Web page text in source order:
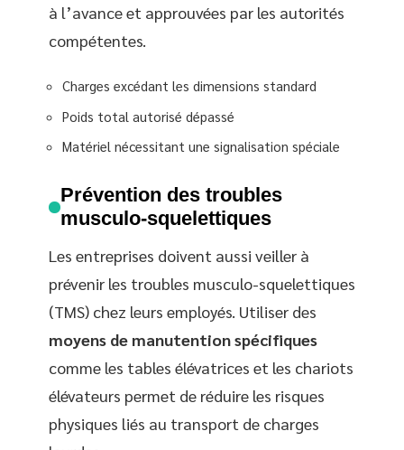
à l’avance et approuvées par les autorités
compétentes.
Charges excédant les dimensions standard
Poids total autorisé dépassé
Matériel nécessitant une signalisation spéciale
Prévention des troubles
musculo-squelettiques
Les entreprises doivent aussi veiller à
prévenir les troubles musculo-squelettiques
(TMS) chez leurs employés. Utiliser des
moyens de manutention spécifiques
comme les tables élévatrices et les chariots
élévateurs permet de réduire les risques
physiques liés au transport de charges